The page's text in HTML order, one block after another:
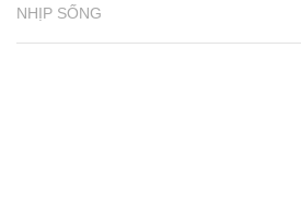
NHỊP SỐNG